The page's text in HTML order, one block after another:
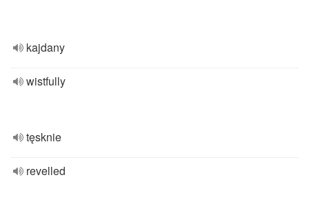
kajdany
wistfully
tęsknie
revelled